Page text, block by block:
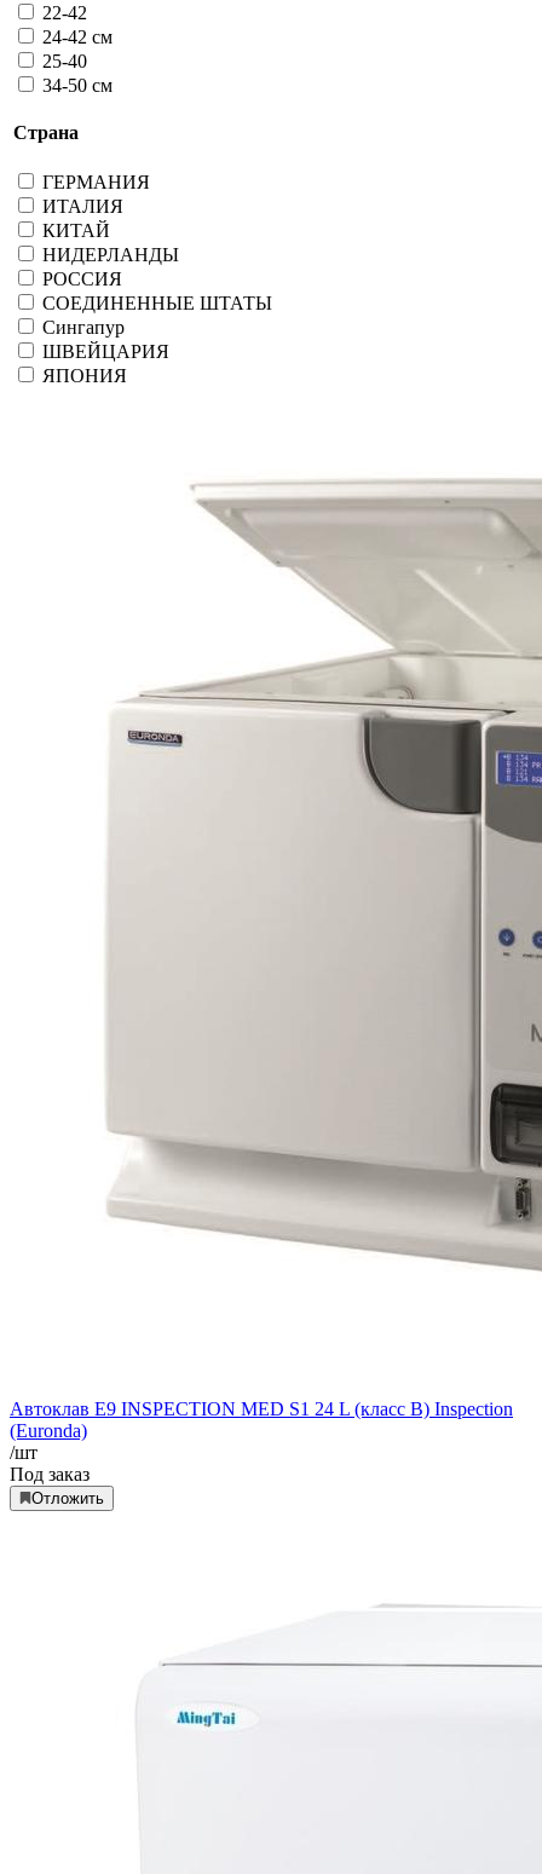
22-42
24-42 см
25-40
34-50 см
Страна
ГЕРМАНИЯ
ИТАЛИЯ
КИТАЙ
НИДЕРЛАНДЫ
РОССИЯ
СОЕДИНЕННЫЕ ШТАТЫ
Сингапур
ШВЕЙЦАРИЯ
ЯПОНИЯ
Автоклав E9 INSPECTION MED S1 24 L (класс B) Inspection
(Euronda)
/шт
Под заказ
Отложить